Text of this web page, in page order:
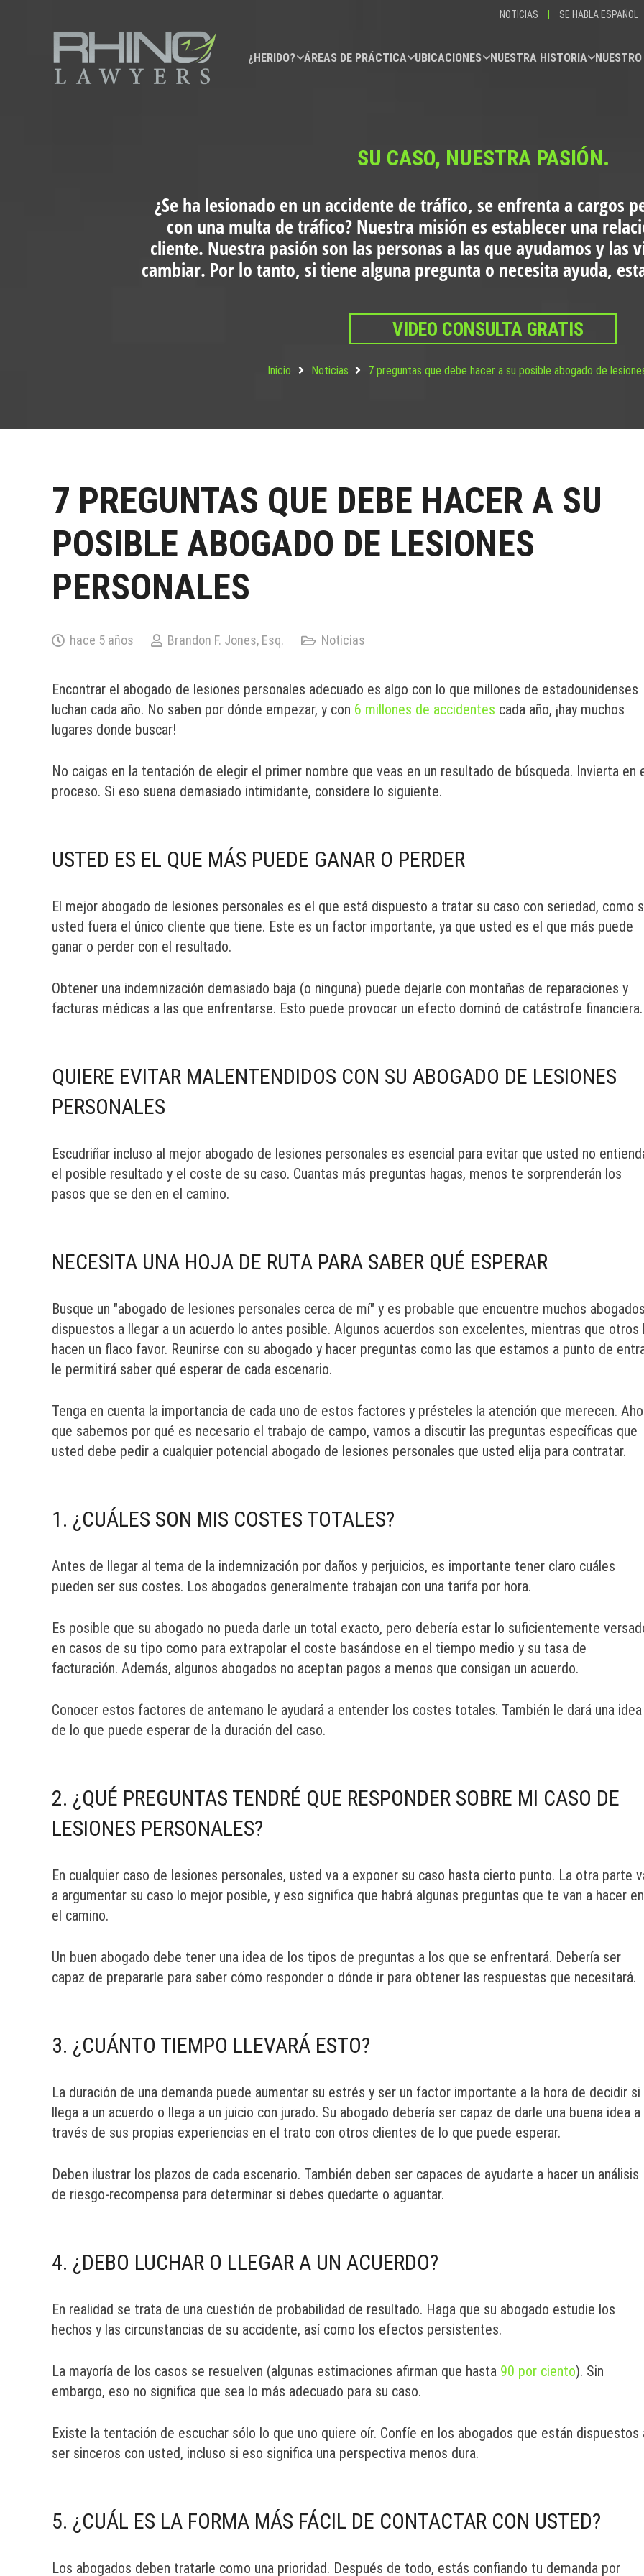
NOTICIAS | SE HABLA ESPAÑOL
¿HERIDO? ÁREAS DE PRÁCTICA UBICACIONES NUESTRA HISTORIA
SU CASO, NUESTRA PASIÓN.
¿Se ha lesionado en un accidente de tráfico, se enfrenta a cargos
con una multa de tráfico?Nuestra misión es establecer una
cliente. Nuestra pasión son las personas a las que ayudamos y las
cambiar. Por lo tanto, si tiene alguna pregunta o necesita ayuda,
VIDEO CONSULTA GRATIS
Inicio Noticias 7 preguntas que debe hacer a su posible abogado de
7 PREGUNTAS QUE DEBE HACER A SU
POSIBLE ABOGADO DE LESIONES
PERSONALES
hace 5 años Brandon F. Jones, Esq. Noticias
Encontrar el abogado de lesiones personales adecuado es algo con lo que millones de estadounidenses
luchan cada año. No saben por dónde empezar, y con 6 millones de accidentes cada año, ¡hay muchos
lugares donde buscar!
No caigas en la tentación de elegir el primer nombre que veas en un resultado de búsqueda. Invierta en
proceso. Si eso suena demasiado intimidante, considere lo siguiente.
USTED ES EL QUE MÁS PUEDE GANAR O PERDER
El mejor abogado de lesiones personales es el que está dispuesto a tratar su caso con seriedad, como
usted fuera el único cliente que tiene. Este es un factor importante, ya que usted es el que más puede
ganar o perder con el resultado.
Obtener una indemnización demasiado baja (o ninguna) puede dejarle con montañas de reparaciones y
facturas médicas a las que enfrentarse. Esto puede provocar un efecto dominó de catástrofe financiera.
QUIERE EVITAR MALENTENDIDOS CON SU ABOGADO DE LESIONES
PERSONALES
Escudriñar incluso al mejor abogado de lesiones personales es esencial para evitar que usted no
el posible resultado y el coste de su caso. Cuantas más preguntas hagas, menos te sorprenderán los
pasos que se den en el camino.
NECESITA UNA HOJA DE RUTA PARA SABER QUÉ ESPERAR
Busque un "abogado de lesiones personales cerca de mí" y es probable que encuentre muchos
dispuestos a llegar a un acuerdo lo antes posible. Algunos acuerdos son excelentes, mientras que otros
hacen un flaco favor. Reunirse con su abogado y hacer preguntas como las que estamos a punto de
le permitirá saber qué esperar de cada escenario.
Tenga en cuenta la importancia de cada uno de estos factores y présteles la atención que merecen.
que sabemos por qué es necesario el trabajo de campo, vamos a discutir las preguntas específicas que
usted debe pedir a cualquier potencial abogado de lesiones personales que usted elija para contratar.
1. ¿CUÁLES SON MIS COSTES TOTALES?
Antes de llegar al tema de la indemnización por daños y perjuicios, es importante tener claro cuáles
pueden ser sus costes. Los abogados generalmente trabajan con una tarifa por hora.
Es posible que su abogado no pueda darle un total exacto, pero debería estar lo suficientemente
en casos de su tipo como para extrapolar el coste basándose en el tiempo medio y su tasa de
facturación. Además, algunos abogados no aceptan pagos a menos que consigan un acuerdo.
Conocer estos factores de antemano le ayudará a entender los costes totales. También le dará una idea
de lo que puede esperar de la duración del caso.
2. ¿QUÉ PREGUNTAS TENDRÉ QUE RESPONDER SOBRE MI CASO DE
LESIONES PERSONALES?
En cualquier caso de lesiones personales, usted va a exponer su caso hasta cierto punto. La otra parte
a argumentar su caso lo mejor posible, y eso significa que habrá algunas preguntas que te van a hacer en
el camino.
Un buen abogado debe tener una idea de los tipos de preguntas a los que se enfrentará. Debería ser
capaz de prepararle para saber cómo responder o dónde ir para obtener las respuestas que necesitará.
3. ¿CUÁNTO TIEMPO LLEVARÁ ESTO?
La duración de una demanda puede aumentar su estrés y ser un factor importante a la hora de decidir si
llega a un acuerdo o llega a un juicio con jurado. Su abogado debería ser capaz de darle una buena idea a
través de sus propias experiencias en el trato con otros clientes de lo que puede esperar.
Deben ilustrar los plazos de cada escenario. También deben ser capaces de ayudarte a hacer un análisis
de riesgo-recompensa para determinar si debes quedarte o aguantar.
4. ¿DEBO LUCHAR O LLEGAR A UN ACUERDO?
En realidad se trata de una cuestión de probabilidad de resultado. Haga que su abogado estudie los
hechos y las circunstancias de su accidente, así como los efectos persistentes.
La mayoría de los casos se resuelven (algunas estimaciones afirman que hasta 90 por ciento). Sin
embargo, eso no significa que sea lo más adecuado para su caso.
Existe la tentación de escuchar sólo lo que uno quiere oír. Confíe en los abogados que están dispuestos
ser sinceros con usted, incluso si eso significa una perspectiva menos dura.
5. ¿CUÁL ES LA FORMA MÁS FÁCIL DE CONTACTAR CON USTED?
Los abogados deben tratarle como una prioridad. Después de todo, estás confiando tu demanda por